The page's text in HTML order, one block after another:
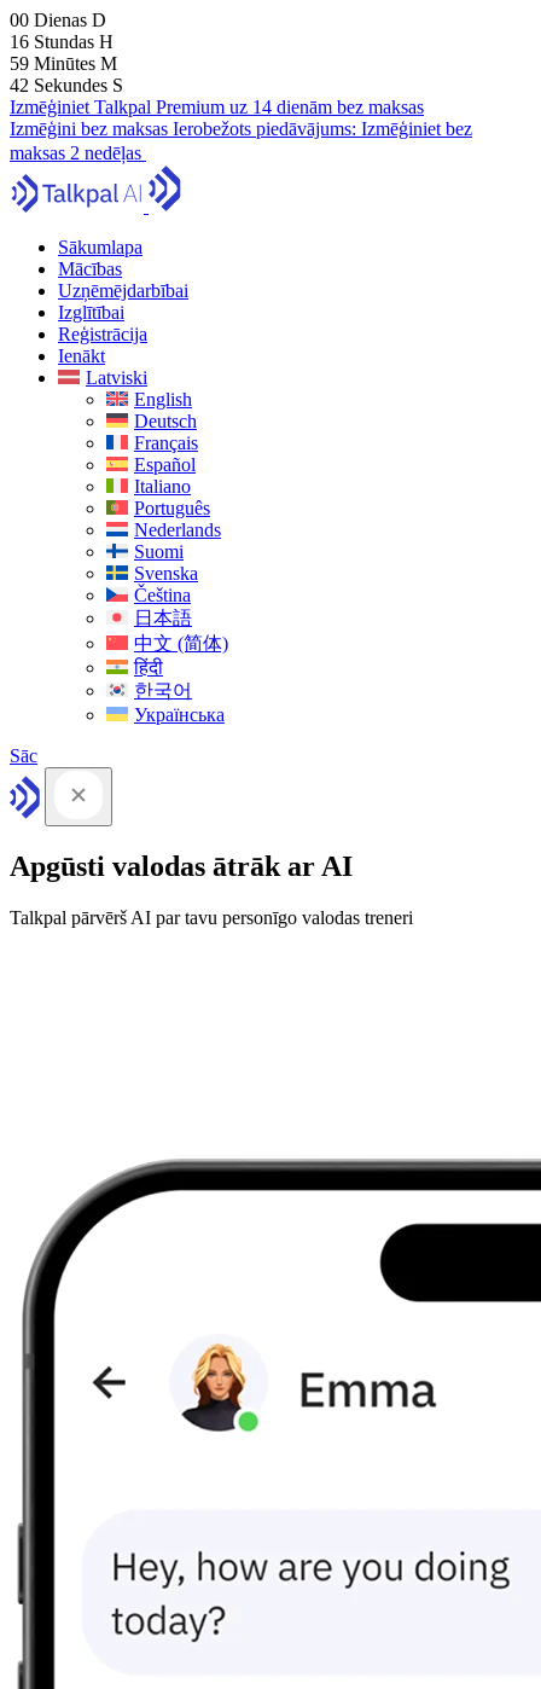
00 Dienas D
16 Stundas H
59 Minūtes M
40 Sekundes S
Izmēģiniet Talkpal Premium uz 14 dienām bez maksas
Izmēģini bez maksas Ierobežots piedāvājums: Izmēģiniet bez
maksas 2 nedēļas
Sākumlapa
Mācības
Uzņēmējdarbībai
Izglītībai
Reģistrācija
Ienākt
Latviski
English
Deutsch
Français
Español
Italiano
Português
Nederlands
Suomi
Svenska
Čeština
日本語
中文 (简体)
हिंदी
한국어
Українська
Sāc
Apgūsti valodas ātrāk ar AI
Talkpal pārvērš AI par tavu personīgo valodas treneri